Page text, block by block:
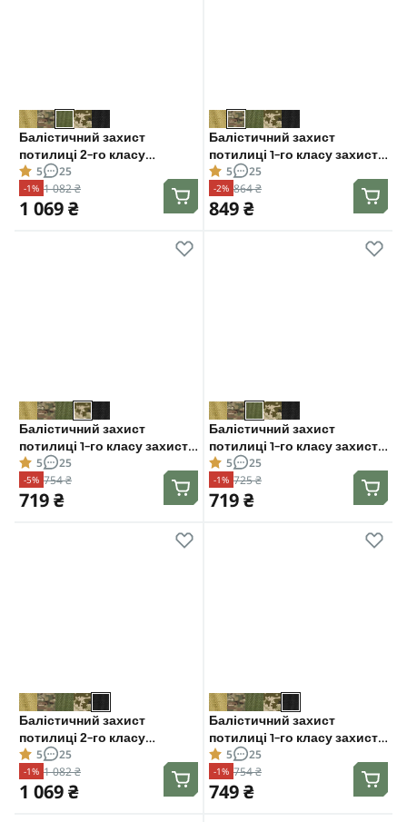
Балістичний захист
потилиці 2-го класу
захисту. CORDURA 1000D.
Олива
5 25
-1% 1 082 ₴
1 069 ₴
Балістичний захист
потилиці 1-го класу захисту.
CORDURA 1000D.
Мультикам
5 25
-2% 864 ₴
849 ₴
Балістичний захист
потилиці 1-го класу захисту.
CORDURA 1000D. Піксель
5 25
-5% 754 ₴
719 ₴
Балістичний захист
потилиці 1-го класу захисту.
CORDURA 1000D. Олива
5 25
-1% 725 ₴
719 ₴
Балістичний захист
потилиці 2-го класу
захисту. CORDURA 1000D.
Чорний
5 25
-1% 1 082 ₴
1 069 ₴
Балістичний захист
потилиці 1-го класу захисту.
CORDURA 1000D. Чорний
5 25
-1% 754 ₴
749 ₴